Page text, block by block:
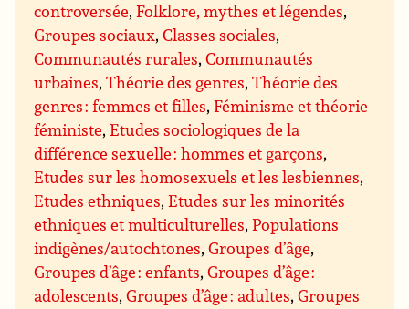
controversée,Folklore, mythes et légendes,
Groupes sociaux,Classes sociales,
Communautés rurales,Communautés
urbaines,Théorie des genres,Théorie des
genres : femmes et filles,Féminisme et théorie
féministe,Etudes sociologiques de la
différence sexuelle : hommes et garçons,
Etudes sur les homosexuels et les lesbiennes,
Etudes ethniques,Etudes sur les minorités
ethniques et multiculturelles,Populations
indigènes/autochtones,Groupes d’âge,
Groupes d’âge : enfants,Groupes d’âge :
adolescents,Groupes d’âge : adultes,Groupes